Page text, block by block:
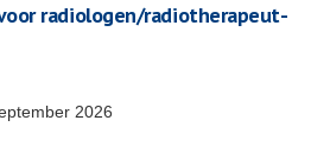
radiologen/radiotherapeut-
2026